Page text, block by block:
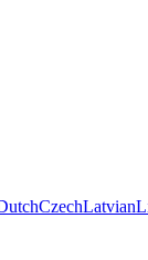
CzechLatvian